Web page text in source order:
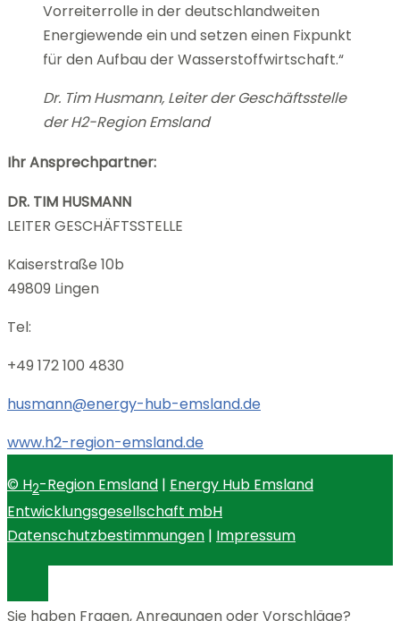
Vorreiterrolle in derdeutschlandweiten
Energiewende einund setzen einen Fixpunkt
für den Aufbau der Wasserstoffwirtschaft.“
Dr. Tim Husmann, Leiter der Geschäftsstelle
der H2-Region Emsland
Ihr Ansprechpartner:
DR. TIM HUSMANN
LEITER GESCHÄFTSSTELLE
Kaiserstraße 10b
49809 Lingen
Tel:
+49 172 100 4830
husmann@energy-hub-emsland.de
www.h2-region-emsland.de
© H2-Region Emsland | Energy Hub Emsland
Entwicklungsgesellschaft mbH
Datenschutzbestimmungen | Impressum
Sie haben Fragen, Anregungen oder Vorschläge?